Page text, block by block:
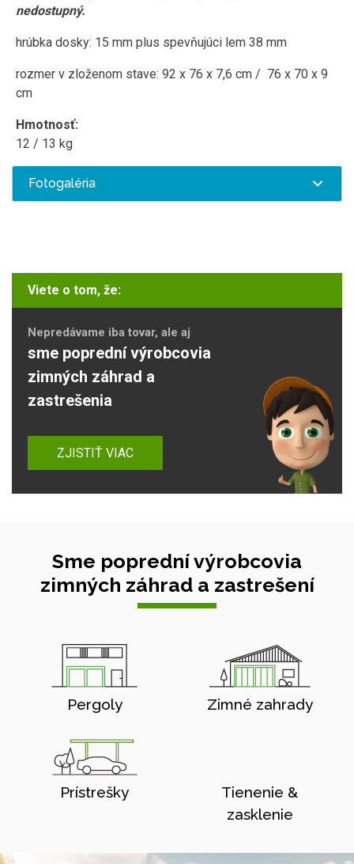
nedostupný.
hrúbka dosky: 15 mm plus spevňujúci lem 38 mm
rozmer v zloženom stave: 92 x 76 x 7,6 cm / 76 x 70 x 9
cm
Hmotnosť:
12 / 13 kg
Fotogaléria
Viete o tom, že:
Nepredávame iba tovar, ale aj
sme poprední výrobcovia
zimných záhrad a
zastrešenia
ZJISTIŤ VIAC
Sme poprední výrobcovia
zimných záhrad a zastrešení
Pergoly Zimné zahrady
Prístrešky
Tienenie &
zasklenie